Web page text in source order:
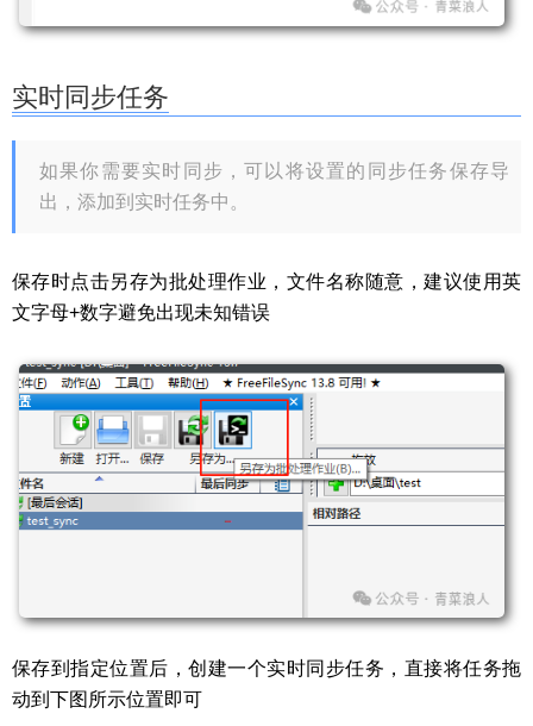
实时同步任务
如果你需要实时同步，可以将设置的同步任务保存导
出，添加到实时任务中。
保存时点击另存为批处理作业，文件名称随意，建议使用英
文字母+数字避免出现未知错误
保存到指定位置后，创建一个实时同步任务，直接将任务拖
动到下图所示位置即可